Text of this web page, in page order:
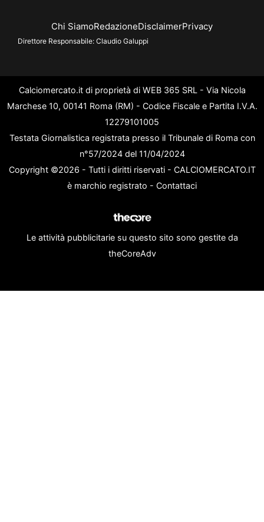
Chi SiamoRedazioneDisclaimerPrivacy
Direttore Responsabile: Claudio Galuppi
Calciomercato.it di proprietà di WEB 365 SRL - Via Nicola
Marchese 10, 00141 Roma (RM) - Codice Fiscale e Partita I.V.A.
12279101005
Testata Giornalistica registrata presso il Tribunale di Roma con
n°57/2024 del 11/04/2024
Copyright ©2026 - Tutti i diritti riservati - CALCIOMERCATO.IT
è marchio registrato - Contattaci
Le attività pubblicitarie su questo sito sono gestite da
theCoreAdv